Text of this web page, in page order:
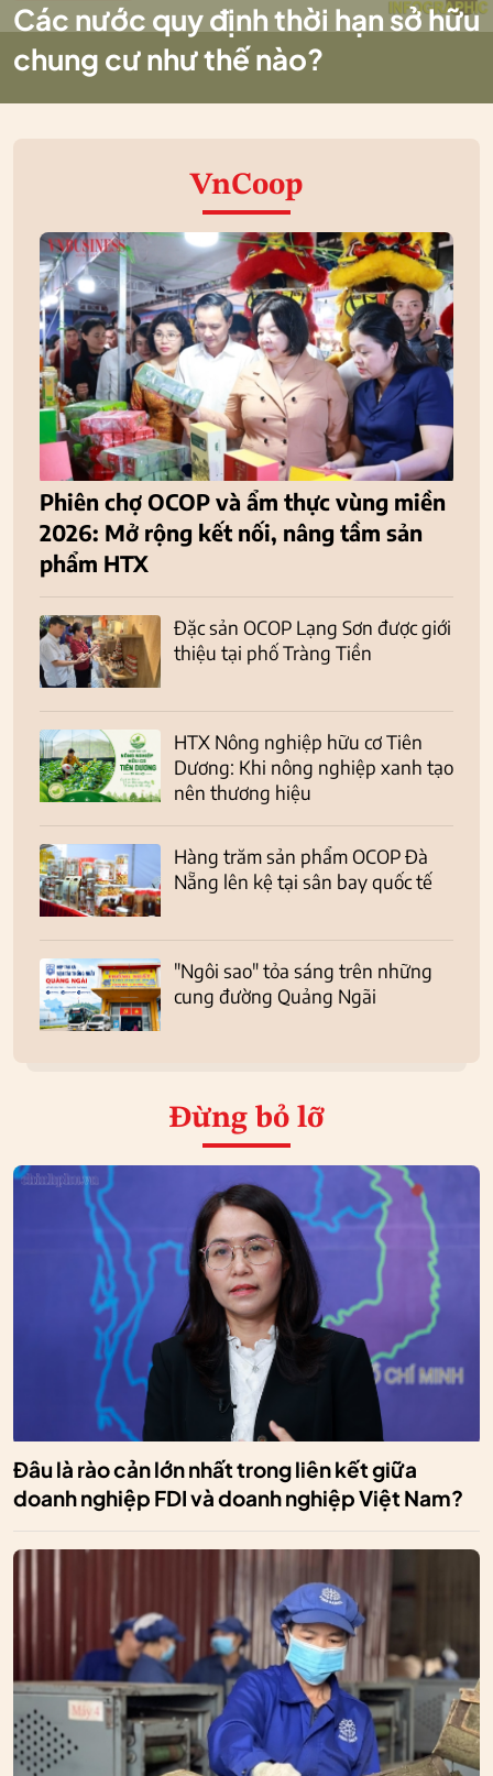
Các nước quy định thời hạn sở hữu
chung cư như thế nào?
VnCoop
Phiên chợ OCOP và ẩm thực vùng miền
2026: Mở rộng kết nối, nâng tầm sản
phẩm HTX
Đặc sản OCOP Lạng Sơn được giới
thiệu tại phố Tràng Tiền
HTX Nông nghiệp hữu cơ Tiên
Dương: Khi nông nghiệp xanh tạo
nên thương hiệu
Hàng trăm sản phẩm OCOP Đà
Nẵng lên kệ tại sân bay quốc tế
"Ngôi sao" tỏa sáng trên những
cung đường Quảng Ngãi
Đừng bỏ lỡ
Đâu là rào cản lớn nhất trong liên kết giữa
doanh nghiệp FDI và doanh nghiệp Việt Nam?